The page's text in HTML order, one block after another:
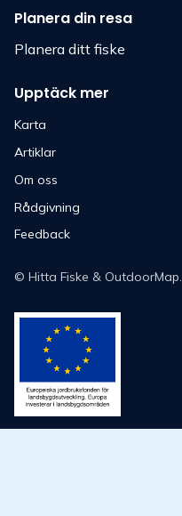
Planera din resa
Planera ditt fiske
Upptäck mer
Karta
Artiklar
Om oss
Rådgivning
Feedback
© Hitta Fiske & OutdoorMap.